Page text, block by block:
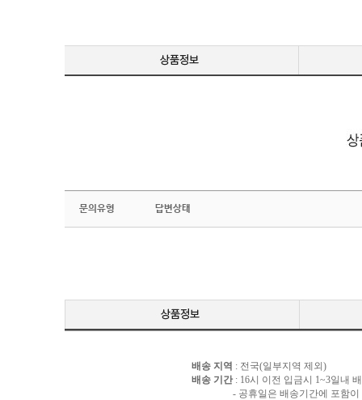
문의유형 답변상태
배송 지역 : 전국(일부지역 제외)
배송 기간 : 16시 이전 입금시 1~3일내
- 공휴일은 배송기간에 포함이